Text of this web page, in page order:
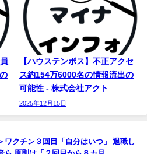
【ハウステンボス】不正アクセ
ス約154万6000名の情報流出の
可能性 - 株式会社アクト
2025年12月15日
ワクチン３回目「自分はいつ」 退職し